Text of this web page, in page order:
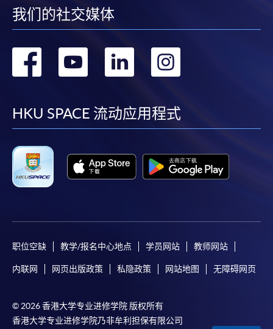
我们的社交媒体
转
facebook
转
youtube
转
linkedin
转
HKU SPACE 流动应用程式
职位空缺 教学/报名中心地点 学员网站 教师网站
内联网 网页出版政策 私隐政策 网站地图 无障碍网页
© 2026 香港大学专业进修学院 版权所有
香港大学专业进修学院乃非牟利担保有限公司